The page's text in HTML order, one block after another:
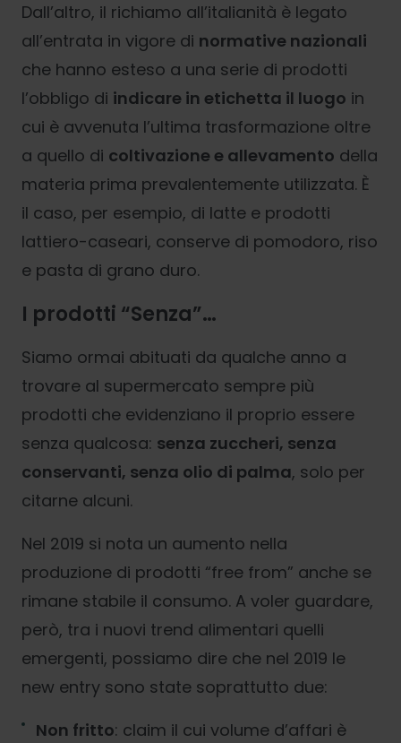
Dall’altro, il richiamo all’italianità è legato
all’entrata in vigore di normative nazionali
che hanno esteso a una serie di prodotti
l’obbligo di indicare in etichetta il luogo in
cui è avvenuta l’ultima trasformazione oltre
a quello di coltivazione e allevamento della
materia prima prevalentemente utilizzata. È
il caso, per esempio, di latte e prodotti
lattiero-caseari, conserve di pomodoro, riso
e pasta di grano duro.
I prodotti “Senza”…
Siamo ormai abituati da qualche anno a
trovare al supermercato sempre più
prodotti che evidenziano il proprio essere
senza qualcosa: senza zuccheri, senza
conservanti, senza olio di palma, solo per
citarne alcuni.
Nel 2019 si nota un aumento nella
produzione di prodotti “free from” anche se
rimane stabile il consumo. A voler guardare,
però, tra i nuovi trend alimentari quelli
emergenti, possiamo dire che nel 2019 le
new entry sono state soprattutto due:
Non fritto: claim il cui volume d’affari è